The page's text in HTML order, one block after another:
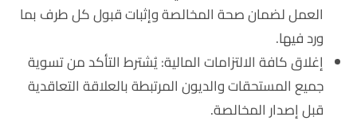
العمل لضمان صحة المخالصة وإثبات قبول كل طرف بما
ورد فيها.
إغلاق كافة الالتزامات المالية: يُشترط التأكد من تسوية
جميع المستحقات والديون المرتبطة بالعلاقة التعاقدية
قبل إصدار المخالصة.